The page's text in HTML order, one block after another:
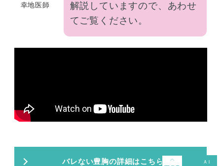
幸地医師
解説していますので、あわせ
てご覧ください。
バレない豊胸の詳細はこちら